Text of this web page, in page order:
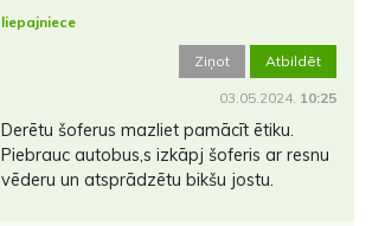
liepajniece
Ziņot Atbildēt
03.05.2024. 10:25
Derētu šoferus mazliet pamācīt ētiku.
Piebrauc autobus,s izkāpj šoferis ar resnu
vēderu un atsprādzētu bikšu jostu.